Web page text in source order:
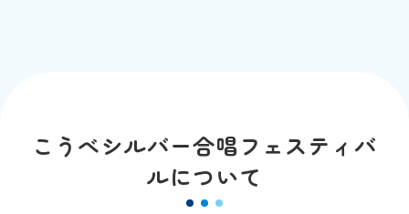
こうべシルバー合唱フェスティバ
ルについて